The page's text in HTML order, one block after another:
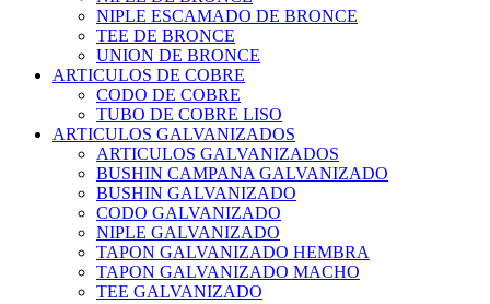
NIPLE ESCAMADO DE BRONCE
TEE DE BRONCE
UNION DE BRONCE
ARTICULOS DE COBRE
CODO DE COBRE
TUBO DE COBRE LISO
ARTICULOS GALVANIZADOS
ARTICULOS GALVANIZADOS
BUSHIN CAMPANA GALVANIZADO
BUSHIN GALVANIZADO
CODO GALVANIZADO
NIPLE GALVANIZADO
TAPON GALVANIZADO HEMBRA
TAPON GALVANIZADO MACHO
TEE GALVANIZADO